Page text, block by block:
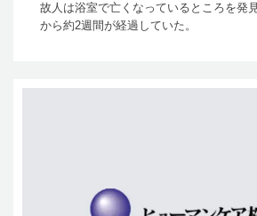
故人は浴室で亡くなっているところを発
から約2週間が経過していた。